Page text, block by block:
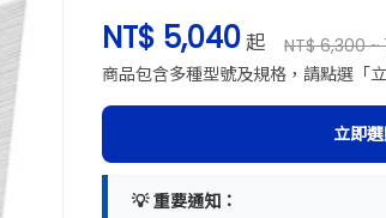
NT$ 5,040起
NT$ 6,300 ~
商品包含多種型號及規格，請點選「
立即
💡 重要通知：